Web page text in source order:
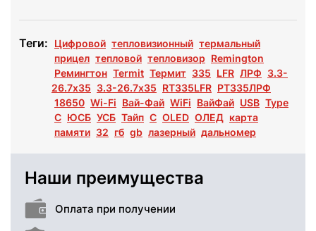
Теги: Цифровой тепловизионный термальный
прицел тепловой тепловизор Remington
Ремингтон Termit Термит 335 LFR ЛРФ 3.3-
26.7х35 3.3-26.7х35 RT335LFR РТ335ЛРФ
18650 Wi-Fi Вай-Фай WiFi ВайФай USB Type
C ЮСБ УСБ Тайп С OLED ОЛЕД карта
памяти 32 гб gb лазерный дальномер
Наши преимущества
Оплата при получении